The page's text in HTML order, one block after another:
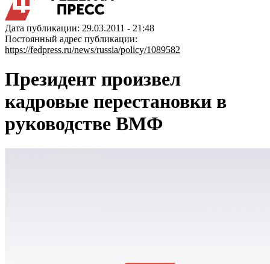
Дата публикации: 29.03.2011 - 21:48
Постоянный адрес публикации:
https://fedpress.ru/news/russia/policy/1089582
Президент произвел
кадровые перестановки в
руководстве ВМФ